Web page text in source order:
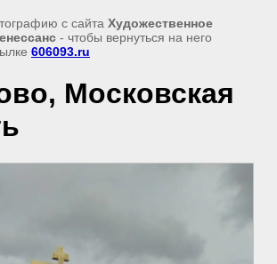
с сайта Художественное
- чтобы вернуться на него
606093.ru
Московская